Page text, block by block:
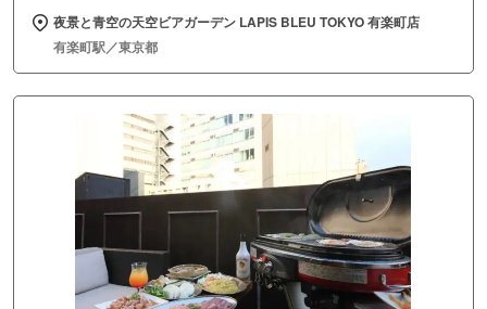
夜景と青空の天空ビアガーデン LAPIS BLEU TOKYO 有楽町店
有楽町駅／東京都